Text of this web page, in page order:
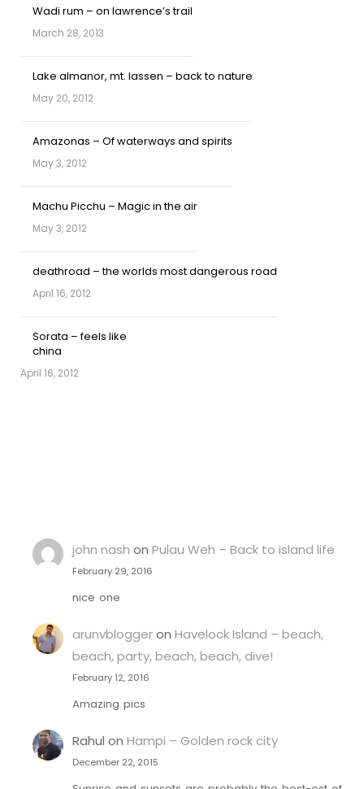
Wadi rum – on lawrence’s trail
March 28, 2013
Lake almanor, mt. lassen – back to nature
May 20, 2012
Amazonas – Of waterways and spirits
May 3, 2012
Machu Picchu – Magic in the air
May 3, 2012
deathroad – the worlds most dangerous road
April 16, 2012
Sorata – feels like
china
April 16, 2012
john nash on Pulau Weh – Back to island life
February 29, 2016
nice one
arunvbloggeron Havelock Island – beach,
beach, party, beach, beach, dive!
February 12, 2016
Amazing pics
Rahul on Hampi – Golden rock city
December 22, 2015